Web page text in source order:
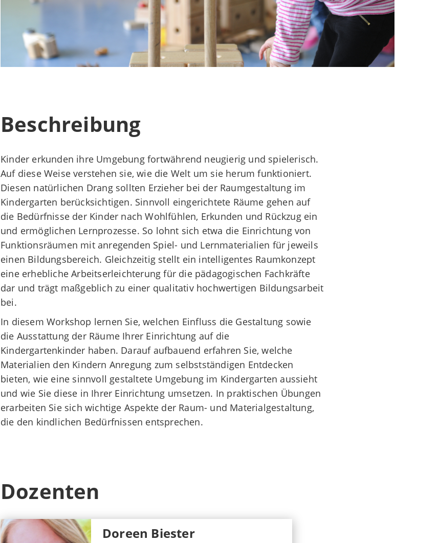
Beschreibung
Kinder erkunden ihre Umgebung fortwährend neugierig und spielerisch.
Auf diese Weise verstehen sie, wie die Welt um sie herum funktioniert.
Diesen natürlichen Drang sollten Erzieher bei der Raumgestaltung im
Kindergarten berücksichtigen. Sinnvoll eingerichtete Räume gehen auf
die Bedürfnisse der Kinder nach Wohlfühlen, Erkunden und Rückzug ein
und ermöglichen Lernprozesse. So lohnt sich etwa die Einrichtung von
Funktionsräumen mit anregenden Spiel- und Lernmaterialien für jeweils
einen Bildungsbereich. Gleichzeitig stellt ein intelligentes Raumkonzept
eine erhebliche Arbeitserleichterung für die pädagogischen Fachkräfte
dar und trägt maßgeblich zu einer qualitativ hochwertigen Bildungsarbeit
bei.
In diesem Workshop lernen Sie, welchen Einfluss die Gestaltung sowie
die Ausstattung der Räume Ihrer Einrichtung auf die
Kindergartenkinder haben. Darauf aufbauend erfahren Sie, welche
Materialien den Kindern Anregung zum selbstständigen Entdecken
bieten, wie eine sinnvoll gestaltete Umgebung im Kindergarten aussieht
und wie Sie diese in Ihrer Einrichtung umsetzen. In praktischen Übungen
erarbeiten Sie sich wichtige Aspekte der Raum- und Materialgestaltung,
die den kindlichen Bedürfnissen entsprechen.
Dozenten
Doreen Biester